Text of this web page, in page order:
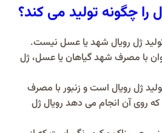
را چگونه تولید می کند؟
ژل رویال شهد یا عسل نیست.
جوان با مصرف شهد گیاهان یا عسل، ژل
ژل رویال است و زنبور با مصرف
که روی آن انجام می دهد رویال ژل